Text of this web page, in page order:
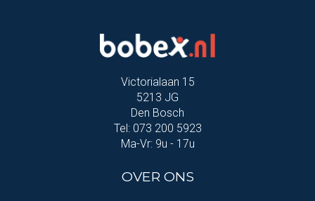
Victorialaan 15
5213 JG
Den Bosch
Tel: 073 200 5923
Ma-Vr: 9u - 17u
OVER ONS